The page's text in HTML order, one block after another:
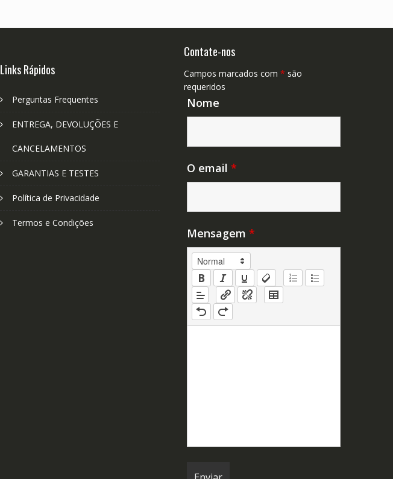
Links Rápidos
Perguntas Frequentes
ENTREGA, DEVOLUÇÕES E
CANCELAMENTOS
GARANTIAS E TESTES
Política de Privacidade
Termos e Condições
Contate-nos
Campos marcados com * são
requeridos
Nome
O email *
Mensagem *